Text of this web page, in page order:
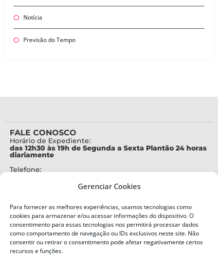
Gerenciar Cookies
Para fornecer as melhores experiências, usamos tecnologias como
cookies para armazenar e/ou acessar informações do dispositivo. O
consentimento para essas tecnologias nos permitirá processar dados
como comportamento de navegação ou IDs exclusivos neste site. Não
consentir ou retirar o consentimento pode afetar negativamente certos
recursos e funções.
Notícia
Previsão do Tempo
FALE CONOSCO
Horário de Expediente:
das 12h30 às 19h de Segunda a Sexta Plantão 24 horas
diariamente
Telefone:
Alertas Defesa Civil:
SMS 40199
ENDEREÇO
Defesa Civil do Estado de Santa Catarina